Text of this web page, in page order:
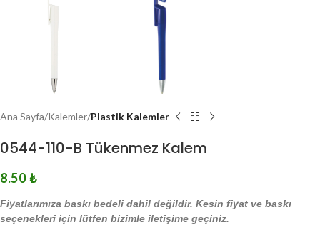
Ana Sayfa Kalemler Plastik Kalemler
0544-110-B Tükenmez Kalem
8.50₺
Fiyatlarımıza baskı bedeli dahil değildir. Kesin fiyat ve baskı
seçenekleri için lütfen bizimle iletişime geçiniz.